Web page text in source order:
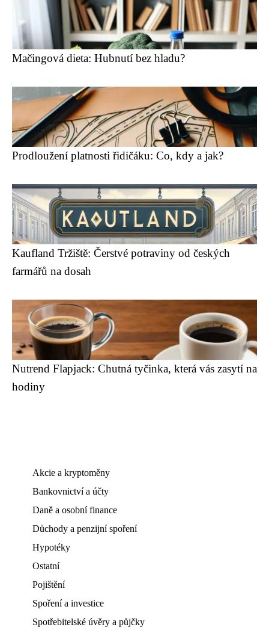
Mačingová dieta: Hubnutí bez hladu?
Prodloužení platnosti řidičáku: Co, kdy a jak?
Kaufland Tržiště: Čerstvé potraviny od českých
farmářů na dosah
Nutrend Flapjack: Chutná tyčinka, která vás zasytí na
hodiny
Akcie a kryptoměny
Bankovnictví a účty
Daně a osobní finance
Důchody a penzijní spoření
Hypotéky
Ostatní
Pojištění
Spoření a investice
Spotřebitelské úvěry a půjčky